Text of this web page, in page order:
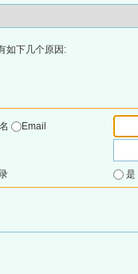
如下几个原因:
Email